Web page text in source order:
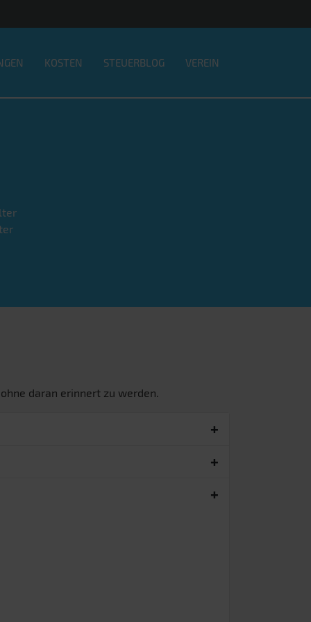
KOSTEN STEUERBLOG VEREIN
daran erinnert zu werden.